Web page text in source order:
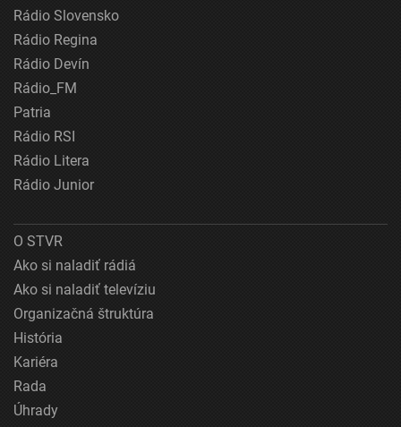
Rádio Slovensko
Rádio Regina
Rádio Devín
Rádio_FM
Patria
Rádio RSI
Rádio Litera
Rádio Junior
O STVR
Ako si naladiť rádiá
Ako si naladiť televíziu
Organizačná štruktúra
História
Kariéra
Rada
Úhrady